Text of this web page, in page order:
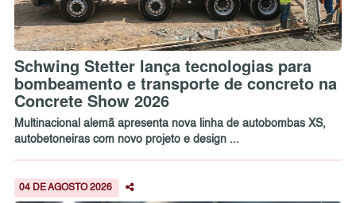
Schwing Stetter lança tecnologias para
bombeamento e transporte de concreto na
Concrete Show 2026
Multinacional alemã apresenta nova linha de autobombas XS,
autobetoneiras com novo projeto e design ...
04 DE AGOSTO 2026